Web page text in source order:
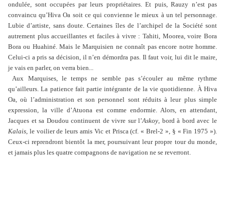
ondulée, sont occupées par leurs propriétaires. Et puis, Rauzy n’est pas
convaincu qu’Hiva Oa soit ce qui convienne le mieux à un tel personnage.
Lubie d’artiste, sans doute. Certaines îles de l’archipel de la Société sont
autrement plus accueillantes et faciles à vivre : Tahiti, Moorea, voire Bora
Bora ou Huahiné. Mais le Marquisien ne connaît pas encore notre homme.
Celui-ci a pris sa décision, il n’en démordra pas. Il faut voir, lui dit le maire,
je vais en parler, on verra bien...
Aux Marquises, le temps ne semble pas s’écouler au même rythme
qu’ailleurs. La patience fait partie intégrante de la vie quotidienne. À Hiva
Oa, où l’administration et son personnel sont réduits à leur plus simple
expression, la ville d’Atuona est comme endormie. Alors, en attendant,
Jacques et sa Doudou continuent de vivre sur l’Askoy, bord à bord avec le
Kalais, le voilier de leurs amis Vic et Prisca (cf. « Brel-2 », § « Fin 1975 »).
Ceux-ci reprendront bientôt la mer, poursuivant leur propre tour du monde,
et jamais plus les quatre compagnons de navigation ne se reverront.